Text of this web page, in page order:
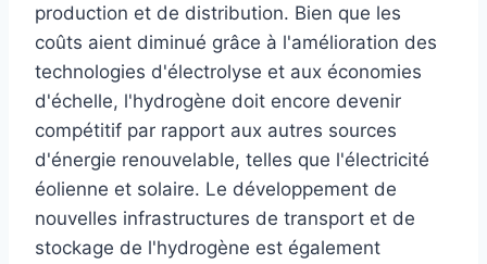
production et de distribution. Bien que les
coûts aient diminué grâce à l'amélioration des
technologies d'électrolyse et aux économies
d'échelle, l'hydrogène doit encore devenir
compétitif par rapport aux autres sources
d'énergie renouvelable, telles que l'électricité
éolienne et solaire. Le développement de
nouvelles infrastructures de transport et de
stockage de l'hydrogène est également